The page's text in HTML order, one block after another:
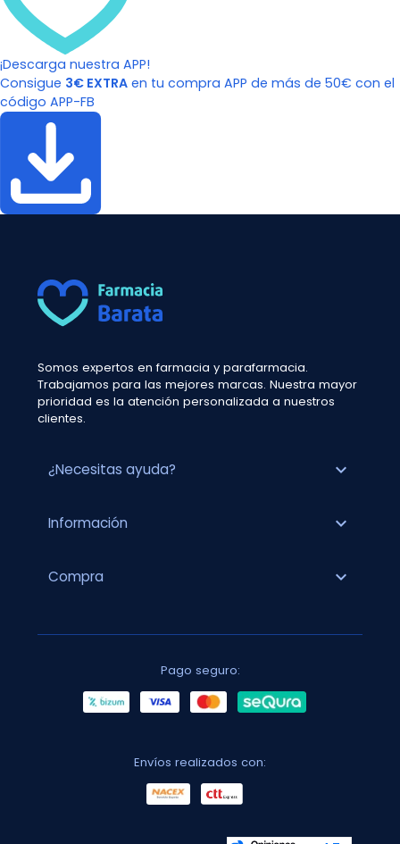
¡Descarga nuestra APP!
Consigue 3€ EXTRA en tu compra APP de más de 50€ con el
código APP-FB
Somos expertos en farmacia y parafarmacia.
Trabajamos para las mejores marcas. Nuestra mayor
prioridad es la atención personalizada a nuestros
clientes.
¿Necesitas ayuda? expand_more
Información expand_more
Compra expand_more
Pago seguro:
Envíos realizados con: